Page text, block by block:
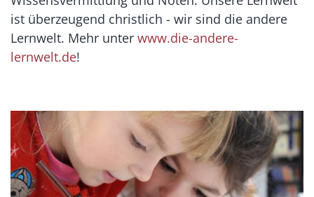
ist überzeugend christlich - wir sind die andere
Lernwelt. Mehr unter www.die-andere-
lernwelt.de!